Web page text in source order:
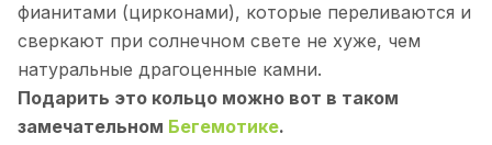
фианитами (цирконами), которые переливаются и
сверкают при солнечном свете не хуже, чем
натуральные драгоценные камни.
Подарить это кольцо можно вот в таком
замечательном Бегемотике.